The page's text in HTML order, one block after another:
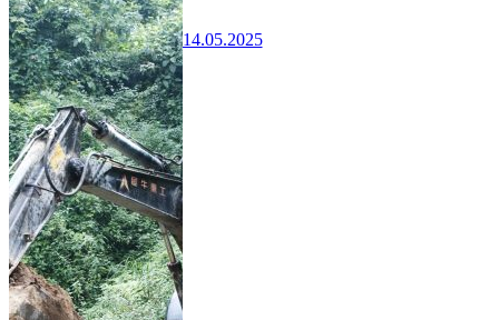
14.05.2025